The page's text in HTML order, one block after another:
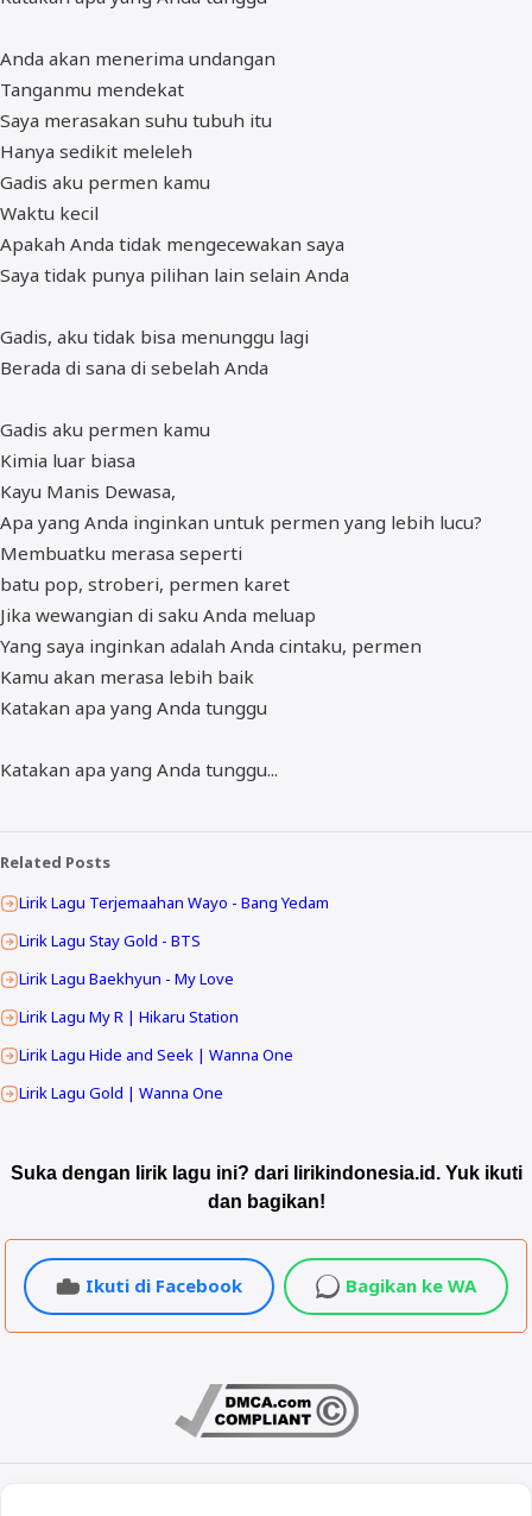
Anda akan menerima undangan
Tanganmu mendekat
Saya merasakan suhu tubuh itu
Hanya sedikit meleleh
Gadis aku permen kamu
Waktu kecil
Apakah Anda tidak mengecewakan saya
Saya tidak punya pilihan lain selain Anda
Gadis, aku tidak bisa menunggu lagi
Berada di sana di sebelah Anda
Gadis aku permen kamu
Kimia luar biasa
Kayu Manis Dewasa,
Apa yang Anda inginkan untuk permen yang lebih lucu?
Membuatku merasa seperti
batu pop, stroberi, permen karet
Jika wewangian di saku Anda meluap
Yang saya inginkan adalah Anda cintaku, permen
Kamu akan merasa lebih baik
Katakan apa yang Anda tunggu
Katakan apa yang Anda tunggu...
Related Posts
Lirik Lagu Terjemaahan Wayo - Bang Yedam
Lirik Lagu Stay Gold - BTS
Lirik Lagu Baekhyun - My Love
Lirik Lagu My R | Hikaru Station
Lirik Lagu Hide and Seek | Wanna One
Lirik Lagu Gold | Wanna One
Suka dengan lirik lagu ini? dari lirikindonesia.id. Yuk ikuti
dan bagikan!
Ikuti di Facebook Bagikan ke WA